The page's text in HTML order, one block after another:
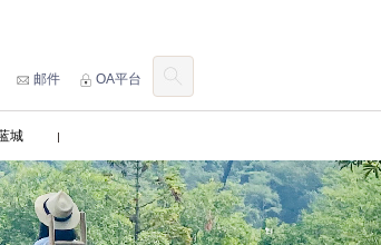
邮件 OA平台
城